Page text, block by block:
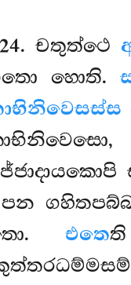
24. චතුත්ථෙ
හොති.
පන
එතෙති